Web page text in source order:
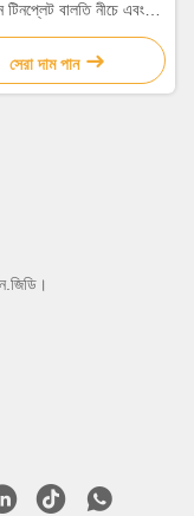
টিনপ্লেট বালতি নীচে এবং
সাথে lug ঢাকনা
সেরা দাম পান